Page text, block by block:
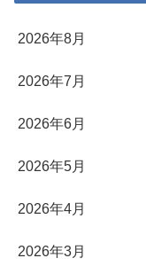
2026年8月
2026年7月
2026年6月
2026年5月
2026年4月
2026年3月